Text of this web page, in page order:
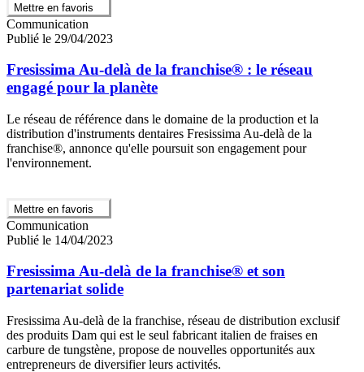
Mettre en favoris
Communication
Publié le 29/04/2023
Fresissima Au-delà de la franchise® : le réseau
engagé pour la planète
Le réseau de référence dans le domaine de la production et la
distribution d'instruments dentaires Fresissima Au-delà de la
franchise®, annonce qu'elle poursuit son engagement pour
l'environnement.
Mettre en favoris
Communication
Publié le 14/04/2023
Fresissima Au-delà de la franchise® et son
partenariat solide
Fresissima Au-delà de la franchise, réseau de distribution exclusif
des produits Dam qui est le seul fabricant italien de fraises en
carbure de tungstène, propose de nouvelles opportunités aux
entrepreneurs de diversifier leurs activités.